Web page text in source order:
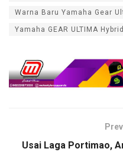
Warna Baru Yamaha Gear
Yamaha GEAR ULTIMA Hybrid
Usai Laga Portimao,